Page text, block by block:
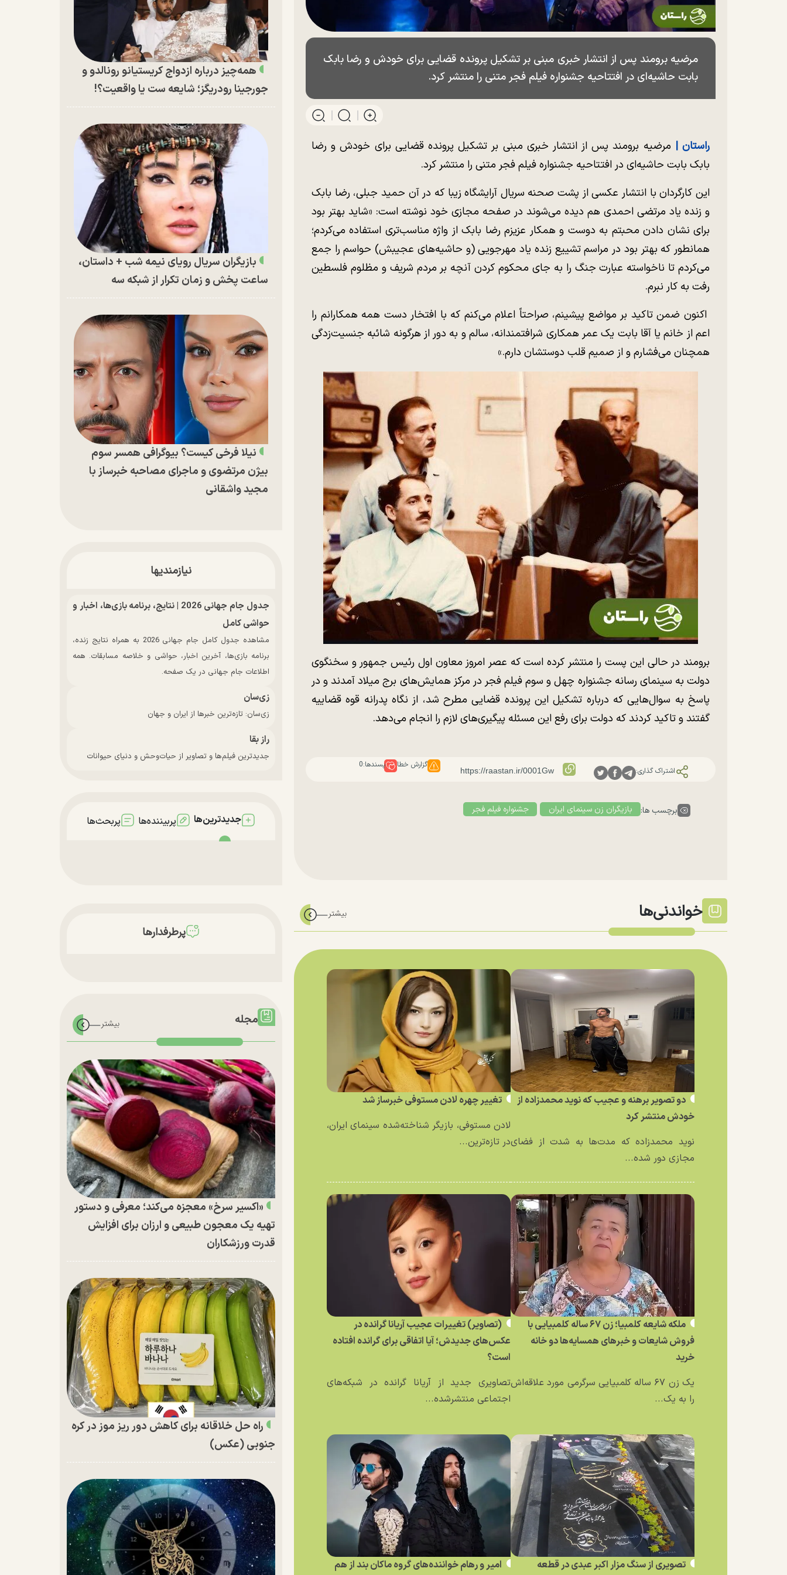
مرضیه برومند پس از انتشار خبری مبنی بر تشکیل پرونده قضایی برای خودش و رضا بابک
بابت حاشیه‌ای در افتتاحیه جشنواره فیلم فجر متنی را منتشر کرد.
راستان |‌ مرضیه برومند پس از انتشار خبری مبنی بر تشکیل پرونده قضایی برای خودش و رضا
بابک بابت حاشیه‌ای در افتتاحیه جشنواره فیلم فجر متنی را منتشر کرد.
این کارگردان با انتشار عکسی از پشت صحنه سریال آرایشگاه زیبا که در آن حمید جبلی، رضا بابک
و زنده یاد مرتضی احمدی هم دیده می‌شوند در صفحه مجازی خود نوشته است: «شاید بهتر بود
برای نشان دادن محبتم به دوست و همکار عزیزم رضا بابک از واژه مناسب‌تری استفاده می‌کردم؛
همانطور که بهتر بود در مراسم تشییع زنده یاد مهرجویی (و حاشیه‌های عجیبش) حواسم را جمع
می‌کردم تا ناخواسته عبارت جنگ را به جای محکوم کردن آنچه بر مردم شریف و مظلوم فلسطین
رفت به کار نبرم.
اکنون ضمن تاکید بر مواضع پیشینم، صراحتاً اعلام می‌کنم که با افتخار دست همه همکارانم را
اعم از خانم یا آقا بابت یک عمر همکاری شرافتمندانه، سالم و به دور از هرگونه شائبه جنسیت‌زدگی
همچنان می‌فشارم و از صمیم قلب دوستشان دارم.»
برومند در حالی این پست را منتشر کرده است که عصر امروز معاون اول رئیس جمهور و سخنگوی
دولت به سینمای رسانه جشنواره چهل و سوم فیلم فجر در مرکز همایش‌های برج میلاد آمدند و در
پاسخ به سوال‌هایی که درباره تشکیل این پرونده قضایی مطرح شد، از نگاه پدرانه قوه قضاییه
گفتند و تاکید کردند که دولت برای رفع این مسئله پیگیری‌های لازم را انجام می‌دهد.
اشتراک گذاری:
گزارش خطا پسندها:0
برچسب ها: بازیگران زن سینمای ایران جشنواره فیلم فجر
خواندنی‌ها
دو تصویر برهنه و عجیب که نوید محمدزاده از
خودش منتشر کرد
نوید محمدزاده که مدت‌ها به شدت از فضای
مجازی دور شده...
تغییر چهره لادن مستوفی خبرساز شد
لادن مستوفی، بازیگر شناخته‌شده سینمای ایران،
در تازه‌ترین...
ملکه شایعه کلمبیا؛ زن ۶۷ ساله کلمبیایی با
فروش شایعات و خبر‌های همسایه‌ها دو خانه
خرید
یک زن ۶۷ ساله کلمبیایی سرگرمی مورد علاقه‌اش
را به یک...
(تصاویر) تغییرات عجیب آریانا گرانده در
عکس‌های جدیدش؛ آیا اتفاقی برای گرانده افتاده
است؟
تصاویری جدید از آریانا گرانده در شبکه‌های
اجتماعی منتشرشده...
تصویری از سنگ مزار اکبر عبدی در قطعه
امیر و رهام خواننده‌های گروه ماکان بند از هم
همه‌چیز درباره ازدواج کریستیانو رونالدو و
جورجینا رودریگز؛ شایعه ست یا واقعیت؟!
بازیگران سریال رویای نیمه شب + داستان،
ساعت پخش و زمان تکرار از شبکه سه
نیلا فرخی کیست؟ بیوگرافی همسر سوم
بیژن مرتضوی و ماجرای مصاحبه خبرساز با
مجید واشقانی
نیازمندیها
جدول جام جهانی 2026 | نتایج، برنامه بازی‌ها، اخبار و
حواشی کامل
مشاهده جدول کامل جام جهانی 2026 به همراه نتایج زنده،
برنامه بازی‌ها، آخرین اخبار، حواشی و خلاصه مسابقات. همه
اطلاعات جام جهانی در یک صفحه.
زی‌سان
زی‌سان: تازه‌ترین خبرها از ایران و جهان
راز بقا
جدیدترین فیلم‌ها و تصاویر از حیات‌وحش و دنیای حیوانات
جدیدترین‌ها پربیننده‌ها پربحث‌ها
پرطرفدارها
مجله
«اکسیر سرخ» معجزه می‌کند؛ معرفی و دستور
تهیه یک معجون طبیعی و ارزان برای افزایش
قدرت ورزشکاران
راه حل خلاقانه برای کاهش دور ریز موز در کره
جنوبی (عکس)